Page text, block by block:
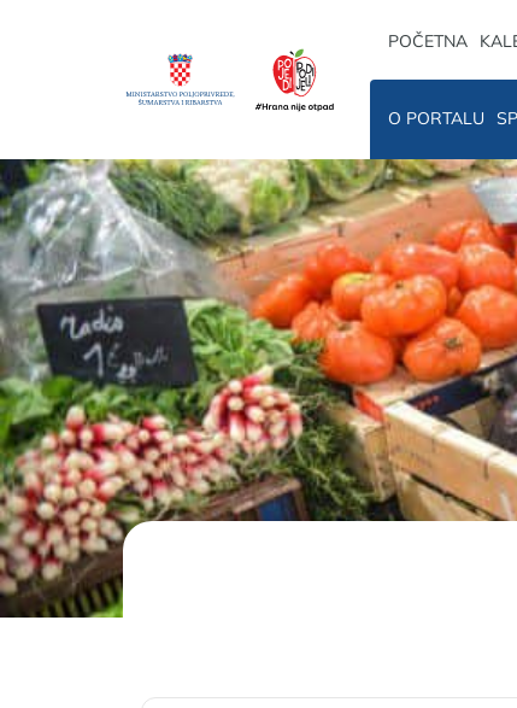
POČETNA
O PORTALU